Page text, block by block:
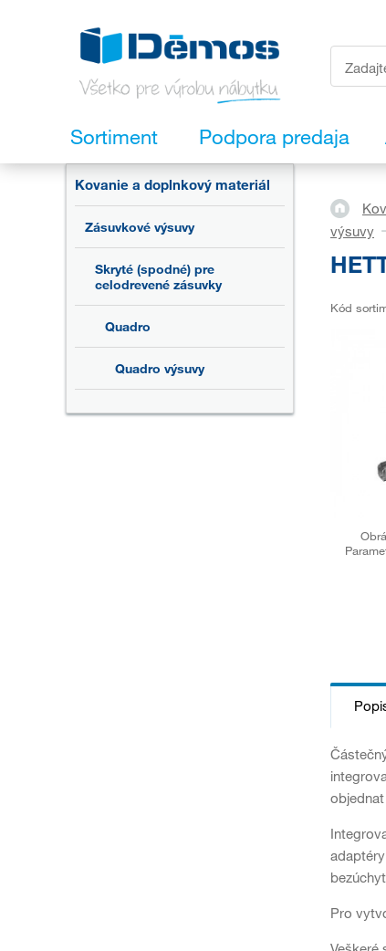
Sortiment Podpora predaja
Kovanie a doplnkový materiál
Zásuvkové výsuvy
Skryté (spodné) pre
celodrevené zásuvky
Quadro
Quadro výsuvy
výsuvy
Kód
Pro